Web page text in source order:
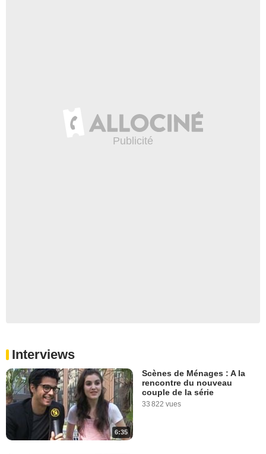
Interviews
6:35
Scènes de Ménages : A la
rencontre du nouveau
couple de la série
33 822 vues